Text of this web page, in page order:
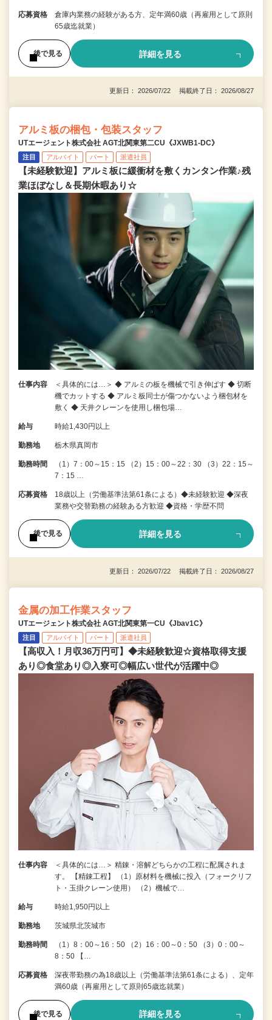
応募資格
倉庫内業務の経験がある方、定年満60歳（再雇用として原則
65歳迄就業）
後で見る 詳細を見る
更新日： 2026/07/22 掲載終了日： 2026/08/27
アルミ板の梱包・包装スタッフ
UTエージェント株式会社 AGT北関東第二CU《JXWB1-DC》
注目 アルバイト パート 派遣社員
【未経験歓迎】アルミ板に緩衝材を敷くカンタン作業♪残
業ほぼなし＆長期休暇あり☆
仕事内容
＜具体的には…＞ ◆ アルミの板を機械で引き伸ばす ◆ 切断
機でカットする ◆ アルミ板同士が傷つかないよう梱包材を
敷く ◆ 天井クレーンを使用し梱包場…
給与 時給1,430円以上
勤務地 栃木県真岡市
勤務時間
（1）7：00～15：15 （2）15：00～22：30 （3）22：15～
7：15 …
応募資格
18歳以上（労働基準法第61条による）◆未経験歓迎 ◆深夜
業務や交替勤務の経験ある方歓迎 ◆資格・学歴不問
後で見る 詳細を見る
更新日： 2026/07/22 掲載終了日： 2026/08/27
金属の加工作業スタッフ
UTエージェント株式会社 AGT北関東第一CU《Jbav1C》
注目 アルバイト パート 派遣社員
【高収入！月収36万円可】◆未経験歓迎☆資格取得支援
あり◎食堂あり◎入寮可◎幅広い世代が活躍中◎
仕事内容
＜具体的には…＞ 精錬・溶解どちらかの工程に配属されま
す。 【精錬工程】 （1）原材料を機械に投入（フォークリフ
ト・玉掛クレーン使用） （2）機械で…
給与 時給1,950円以上
勤務地 茨城県北茨城市
勤務時間
（1）8：00～16：50 （2）16：00～0：50 （3）0：00～
8：50 【…
応募資格
深夜帯勤務の為18歳以上（労働基準法第61条による）、定年
満60歳（再雇用として原則65歳迄就業）
後で見る 詳細を見る